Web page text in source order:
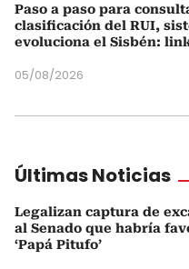
Paso a paso para
clasificación del RUI,
evoluciona el Sisbén:
05/08/2026
Últimas Noticias
Legalizan captura de
al Senado que habría
‘Papá Pitufo’